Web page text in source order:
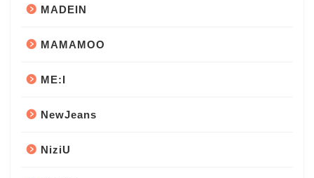
MADEIN
MAMAMOO
ME:I
NewJeans
NiziU